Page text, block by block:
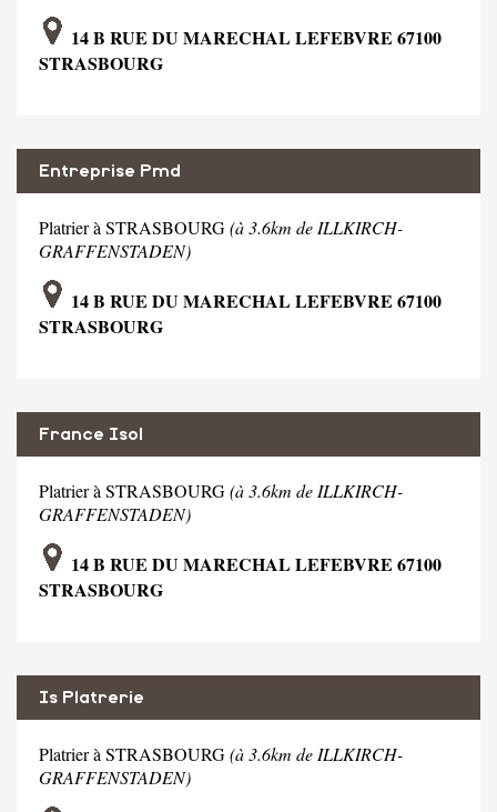
14 B RUE DU MARECHAL LEFEBVRE 67100
STRASBOURG
Entreprise Pmd
Platrier à STRASBOURG(à 3.6km de ILLKIRCH-
GRAFFENSTADEN)
14 B RUE DU MARECHAL LEFEBVRE 67100
STRASBOURG
France Isol
Platrier à STRASBOURG(à 3.6km de ILLKIRCH-
GRAFFENSTADEN)
14 B RUE DU MARECHAL LEFEBVRE 67100
STRASBOURG
Is Platrerie
Platrier à STRASBOURG(à 3.6km de ILLKIRCH-
GRAFFENSTADEN)